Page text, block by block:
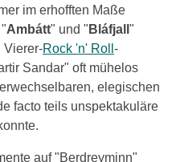
im erhofften Maße
Ambátt" und " Bláfjall "
Vierer-Rock 'n' Roll -
Sandar" oft mühelos
elegischen
facto teils unspektakuläre
auf "Berdreyminn"